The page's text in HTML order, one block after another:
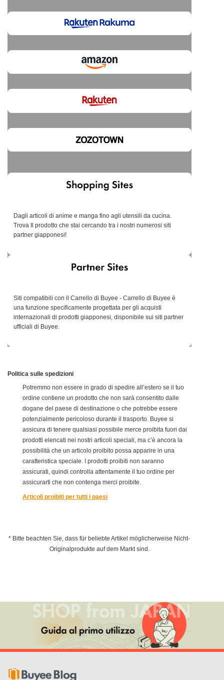
Dagli articoli di anime e manga fino agli utensili da cucina.
Trova Il prodotto che stai cercando tra i nostri numerosi siti
partner giapponesi!
Siti compatibili con il Carrello di Buyee - Carrello di Buyee è
una funzione specificamente progettata per gli acquisti
internazionali di prodotti giapponesi, disponibile sui siti partner
ufficiali di Buyee.
Politica sulle spedizioni
Potremmo non essere in grado di spedire all’estero se il tuo
ordine contiene un prodotto che non sarà consentito dalle
dogane del paese di destinazione o che potrebbe essere
potenzialmente pericoloso durante il trasporto. Buyee si
assicura di tenere qualsiasi possibile merce proibita fuori dai
prodotti elencati nei nostri articoli speciali, ma c’è ancora la
possibilità che un articolo proibito possa apparire in una
caratteristica speciale. I prodotti proibiti non saranno
assicurati, quindi controlla attentamente il tuo ordine per
assicurarti che non contenga merci proibite.
Articoli proibiti per tutti i paesi
* Bitte beachten Sie, dass für beliebte Artikel möglicherweise Nicht-
Originalprodukte auf dem Markt sind.